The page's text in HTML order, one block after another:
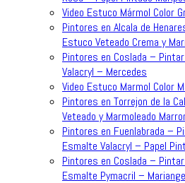
Video Estuco Mármol Color
Pintores en Alcala de
Estuco Veteado Crema y
Pintores en Coslada –
Valacryl – Mercedes
Video Estuco Marmol Color
Pintores en Torrejon de la
Veteado y Marmoleado
Pintores en Fuenlabrada –
Esmalte Valacryl – Papel
Pintores en Coslada –
Esmalte Pymacril –